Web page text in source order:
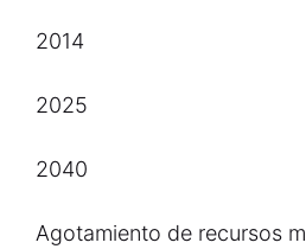
2014
2025
2040
Agotamiento de recursos